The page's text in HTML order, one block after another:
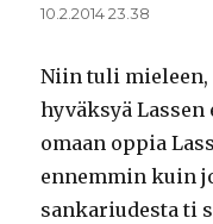
10.2.2014 23.38
Niin tuli mieleen,
hyväksyä
omaan oppia
ennemmin kuin
sankariudesta ti